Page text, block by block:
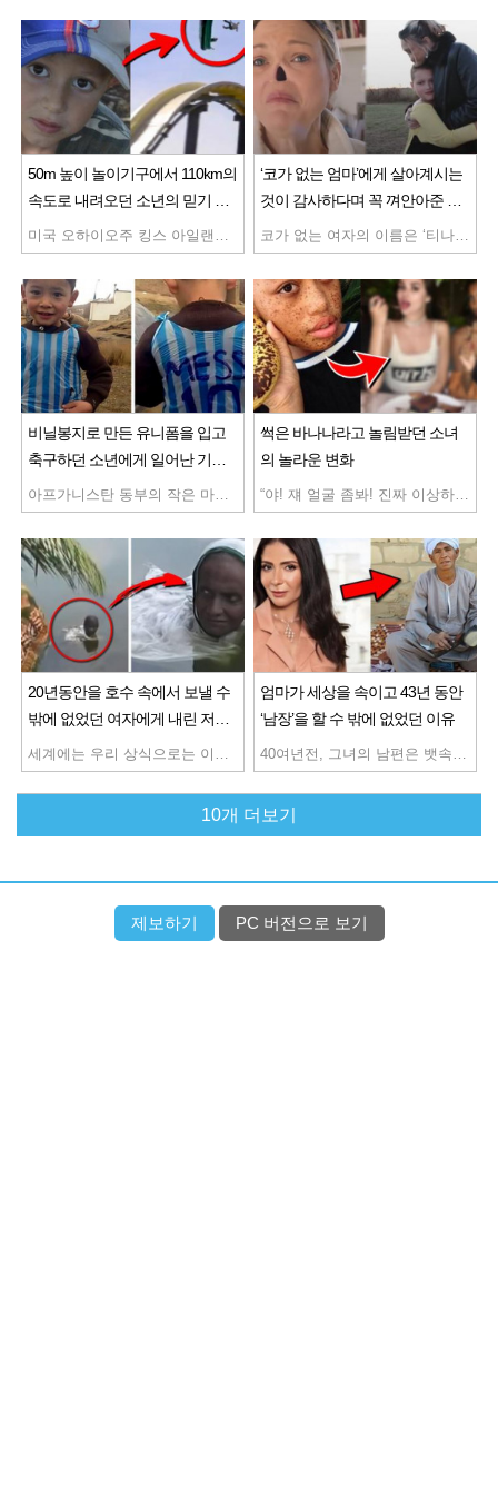
50m 높이 놀이기구에서 110km의
속도로 내려오던 소년의 믿기 힘
든 마지막 순간
‘코가 없는 엄마’에게 살아계시는
것이 감사하다며 꼭 껴안아준 딸,
그리고 찾아온 기적같은 변화
비닐봉지로 만든 유니폼을 입고
축구하던 소년에게 일어난 기적
같은 일
썩은 바나나라고 놀림받던 소녀
의 놀라운 변화
20년동안을 호수 속에서 보낼 수
밖에 없었던 여자에게 내린 저주
의 정체
세계에는 우리 상식으로는 이해할 수 없는 생활 양식으로 하루를 보내고 있는 사람들이 있습니다. 인도 서벵골 주에 위치한 농촌에 사는 여성도 그중 한명인데요. 그녀는 무려 20년 동안 하루의 대부분을 호수 속에 들어가 생활하고 있다고 합니다. 사진에서 보이듯 호수의 수면 위에서 얼굴만 내민 여성은 더위를 견디기 위해 물놀이를 하고 있는 것이 아닙니다. 그녀의 이름은 ‘파탈니 고슈’ 나이는 65세입니다. 파탈니 씨는 매일 일출보다 일찍 눈을 뜨면 집 근처에 있는 호수 안으로 들어가 수면에서 얼굴을 내민 상태로 해가 질 때까지 12~14시간을 보내고 있는데요. 그녀는 이런 생활을 20년 동안 하루도 빠지지 않고 매일 계속하고 있습니다. 그녀가 호수 속에서 생활하게 된 시기는 1998년부터 였는데요. 어느 날 갑자기 이유도 없이 파탈니 씨의 온몸에 피부 염증과 통증이 찾아왔습니다. 아무리 병원을 돌아다녀봐도 원인을 알 수 없었는데요. 그런데 파탈니씨가 느끼기에는 낮에 떠있는 햇빛이 피부에 악영향을 주고 있는 것 같았고, 그녀의 견디기 어려운 통증은 전혀 가라앉을 기미도 보이지 않았습니다. 유일하게 몸을 물에 담그고 있을 때 통증이 완화됐습니다. 그렇게 파탈니 씨는 집 근처 호수에 장시간 들어가게 되었고, 그것이 현재도 계속되고 있다고 하는데요. 하루종일을 물속에서 보낸 파탈니 씨는 일몰 후 가족과 함께 사는 집으로 돌아와 약간의 쌀과 채소로 식사를 하고 잠잘 때까지 집안일 등을 하고 있다고 합니다. 가족들도 파탈니 씨가 호수 속에 들어가는 것을 걱정하고 있지만 도시에 가서 의사에게 진찰을 받거나 치료를 받을 여유도 없어 큰 병원에 갈 엄두도 못내고 있습니다. 같은 마을에 사는 신앙심이 깊은 사람들은 “그녀는 언젠가 호수의 정령이 될 것이다.” 라고 생각한다고 하는데요. 과연 그녀를 괴롭히는 병의 정체는 무엇일까요?
엄마가 세상을 속이고 43년 동안
‘남장’을 할 수 밖에 없었던 이유
40여년전, 그녀의 남편은 뱃속에서 아직 태어나지 않은 첫 딸을 보지 못한 채로 하늘나라로 떠났습니다. 그녀의 나이 21살 때의 일이였습니다. 지금은 좀 나아졌지만 그 당시만 해도 여자가 일자리를 얻는다는 것은 상상도 못할 일이였는데요. 게다가 그녀는 아무런 교육도 받지 못했고, 젖먹이 딸이 있는 과부일 뿐이었기에, 그녀를 받아주는 곳도 그녀가 할 수 있는 일도 없었습니다. 그녀는 절망하였지만 배고픔으로 인해 잠에서 깬 어린 딸을 보며 그녀는 무언가를 결심한 듯한 표정을 지었습니다. 그리고는 가위를 찾아 부엌으로 들어갔는데요. 그곳에서 그녀는 자신의 머리를 짧게 자르기 시작했습니다. 머리 손질이 끝나자 이번에는 옷장에 남겨두었던 남편의 옷을 꺼내입기 시작했는데요. 그렇게 첫 어설픈 남장을 마친 그녀가 처음으로 향한 곳은 시내 외곽의 한 벽돌공장이였습니다. “저기, 일 좀 할 수 있을까요?” 그녀는 자신이 낼 수 있는 가장 굵은 목소리로 얘기했습니다. 감독관은 보통 남자보다 체구가 작은 낯선 사내를 위 아래로 훑어봤습니다. “내일부터 나오슈.” 호리호리한 사내가 썩 마음에 들지는 않았지만 마침 현장에 일손이 부족했던 터라 어쩔 수 없이 그녀를 채용했는데요. 그때부터 그녀는 오직 자신의 하나뿐인 딸을 위해 여자의 몸으로 험하고 힘든 일을 마다하지 않고, 닥치는 대로 일을 하기 시작했습니다. 그렇게 시간이 흘러 60대가 된 그녀는 더 이상 체력의 한계로 인해 공장을 다닐 수 없게 되었고, 거리에 자리를 펴고 구두닦이를 하게 되었습니다. 그녀가 평상시처럼 구두를 닦고 있을 때 왠 정장을 입은 신사가 다가왔고, 그녀는 여느 때 처럼 물었습니다. “구두 닦으시겠어요?” 신사는 대답 대신 작은 봉투하나를 내밀었습니다. 거기에는 글씨가 쓰여있었지만, 그녀는 글을 읽을 줄 몰랐습니다. “미안하지만 제가 까막눈인데..” 그러자 신사가 대신 봉투 안에 적힌 내용을 읽어 주었는데요. “당신을 올해 최고의 어머니로 인정합니다.” 그것은 이집트 대통령이 그녀에게 직접 보낸 편지였습니다. 가족을 위해 무려 43년의 세월을 남장한 채 살아왔던 ‘아부 다오’는 이집트 대통령인 알 시시의 초청을 받아 최고의 어머니상을 직접 수여받게 되었으며, 더 이상 거리에서 고생하지 않고 가족과 함께 할 수 있도록 가게를 선물받았다고 합니다.
10개 더보기
제보하기 PC 버전으로 보기